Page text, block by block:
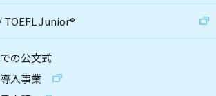
TOEFL Junior®
の公文式
入事業